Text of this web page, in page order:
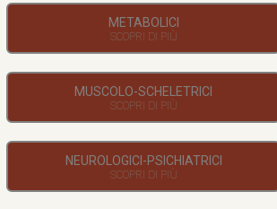
METABOLICI
MUSCOLO-SCHELETRICI
NEUROLOGICI-PSICHIATRICI